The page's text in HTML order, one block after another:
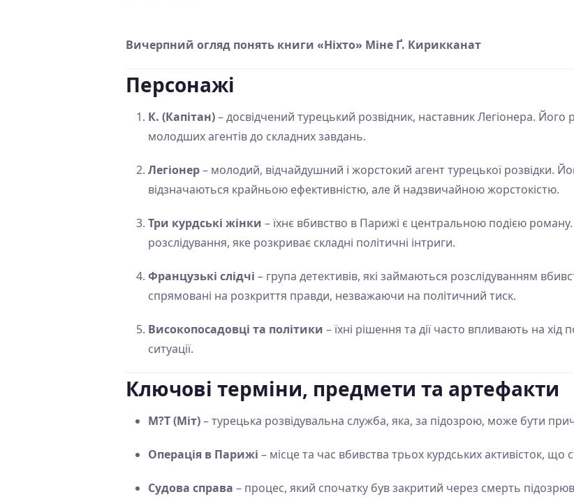
Вичерпний огляд понять книги «Ніхто» Міне Ґ. Кирикканат
Персонажі
К. (Капітан)– досвідчений турецький розвідник, наставник Легіонера. Його
молодших агентів до складних завдань.
Легіонер– молодий, відчайдушний і жорстокий агент турецької розвідки.
відзначаються крайньою ефективністю, але й надзвичайною жорстокістю.
Три курдські жінки – їхнє вбивство в Парижі є центральною подією
розслідування, яке розкриває складні політичні інтриги.
Французькі слідчі – група детективів, які займаються розслідуванням
спрямовані на розкриття правди, незважаючи на політичний тиск.
Високопосадовці та політики – їхні рішення та дії часто впливають на
ситуації.
Ключові терміни, предмети та артефакти
M?T (Міт)– турецька розвідувальна служба, яка, за підозрою, може бути
Операція в Парижі – місце та час вбивства трьох курдських активісток,
Судова справа – процес, який спочатку був закритий через смерть